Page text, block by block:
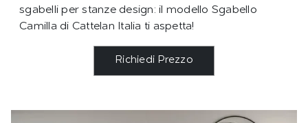
sgabelli per stanze design: il modello Sgabello
Camilla di Cattelan Italia ti aspetta!
Richiedi Prezzo